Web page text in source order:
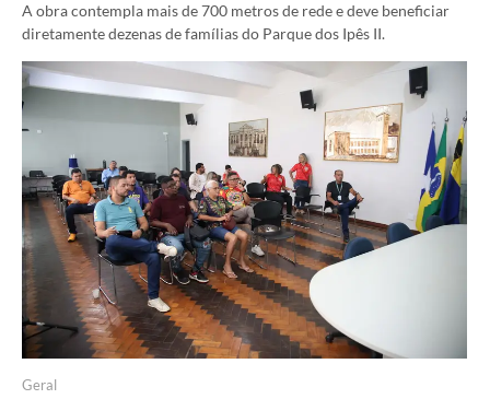
A obra contempla mais de 700 metros de rede e deve beneficiar
diretamente dezenas de famílias do Parque dos Ipês II.
Geral